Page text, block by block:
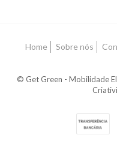
Home Sobre nós
© Get Green - Mobilidade